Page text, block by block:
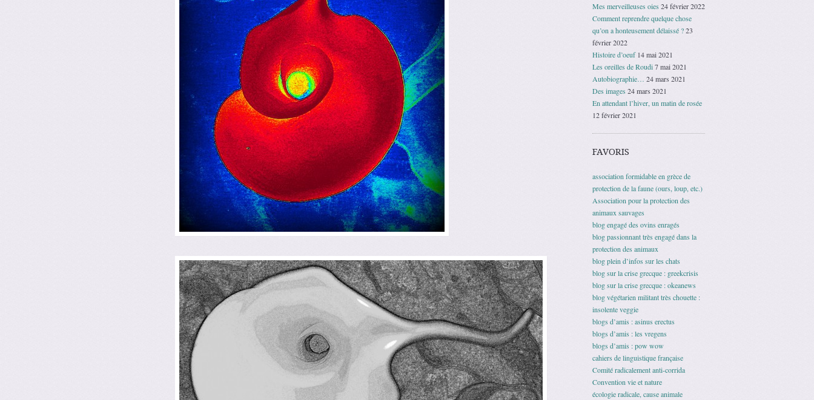
Mes merveilleuses oies 24 février 2022
Comment reprendre quelque chose
qu’on a honteusement délaissé ?23
février 2022
Histoire d’oeuf 14 mai 2021
Les oreilles de Roudi7 mai 2021
Autobiographie… 24 mars 2021
Des images 24 mars 2021
En attendant l’hiver, un matin de rosée
12 février 2021
FAVORIS
association formidable en grèce de
protection de la faune (ours, loup, etc.)
Association pour la protection des
animaux sauvages
blog engagé des ovins enragés
blog passionnant très engagé dans la
protection des animaux
blog plein d’infos sur les chats
blog sur la crise grecque : greekcrisis
blog sur la crise grecque : okeanews
blog végétarien militant très chouette :
insolente veggie
blogs d’amis : asinus erectus
blogs d’amis : les vregens
blogs d’amis : pow wow
cahiers de linguistique française
Comité radicalement anti-corrida
Convention vie et nature
écologie radicale, cause animale